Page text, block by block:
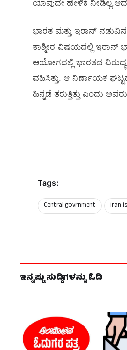
ಯಾವುದೇ ಹೇಳಿಕೆ
ಭಾರತ ಮತ್ತು ಇರಾನ್
ಕಾಶ್ಮೀರ ವಿಷಯದಲ್ಲಿ ಇರಾನ್
ಆಯೋಗದಲ್ಲಿ ಭಾರತದ
ವಹಿಸಿತ್ತು. ಆ ನಿರ್ಣಾಯಕ
ಹಿನ್ನಡೆ ತರುತ್ತಿತ್ತು ಎಂದು
Tags:
Central govrnment iran
ಇನ್ನಷ್ಟು ಸುದ್ದಿಗಳನ್ನು ಓದಿ